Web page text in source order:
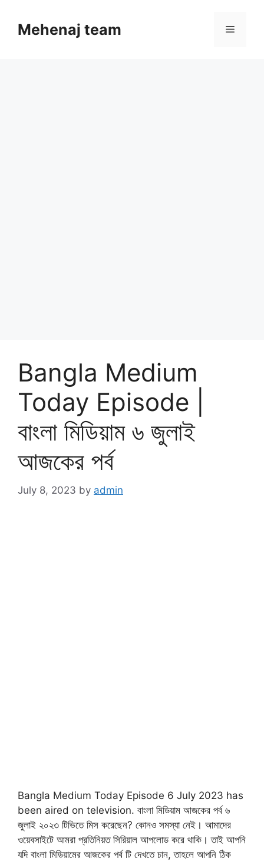
contentMehenaj team Menu
Bangla Medium
Today Episode |
বাংলা মিডিয়াম ৬ জুলাই
আজকের পর্ব
July 8, 2023 by admin
Bangla Medium Today Episode 6 July 2023 has
been aired on television. বাংলা মিডিয়াম আজকের পর্ব ৬
জুলাই ২০২৩ টিভিতে মিস করেছেন? কোনও সমস্যা নেই। আমাদের
ওয়েবসাইটে আমরা প্রতিনিয়ত সিরিয়াল আপলোড করে থাকি। তাই আপনি
যদি বাংলা মিডিয়ামের আজকের পর্ব টি দেখতে চান, তাহলে আপনি ঠিক